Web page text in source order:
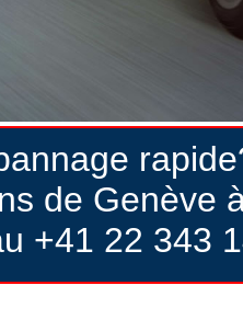
de Genève
+41 22 343